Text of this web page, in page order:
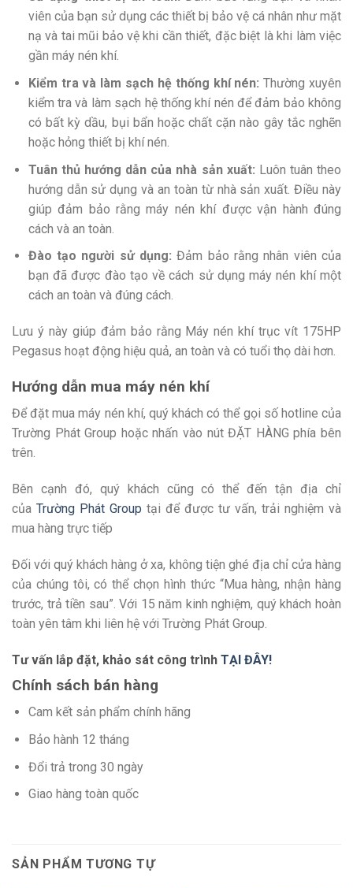
viên của bạn sử dụng các thiết bị bảo vệ cá nhân như mặt
nạ và tai mũi bảo vệ khi cần thiết, đặc biệt là khi làm việc
gần máy nén khí.
Kiểm tra và làm sạch hệ thống khí nén: Thường xuyên
kiểm tra và làm sạch hệ thống khí nén để đảm bảo không
có bất kỳ dầu, bụi bẩn hoặc chất cặn nào gây tắc nghẽn
hoặc hỏng thiết bị khí nén.
Tuân thủ hướng dẫn của nhà sản xuất: Luôn tuân theo
hướng dẫn sử dụng và an toàn từ nhà sản xuất. Điều này
giúp đảm bảo rằng máy nén khí được vận hành đúng
cách và an toàn.
Đào tạo người sử dụng: Đảm bảo rằng nhân viên của
bạn đã được đào tạo về cách sử dụng máy nén khí một
cách an toàn và đúng cách.
Lưu ý này giúp đảm bảo rằng Máy nén khí trục vít 175HP
Pegasus hoạt động hiệu quả, an toàn và có tuổi thọ dài hơn.
Hướng dẫn mua máy nén khí
Để đặt mua máy nén khí, quý khách có thể gọi số hotline của
Trường Phát Group hoặc nhấn vào nút ĐẶT HÀNG phía bên
trên.
Bên cạnh đó, quý khách cũng có thể đến tận địa chỉ
của Trường Phát Group tại để được tư vấn, trải nghiệm và
mua hàng trực tiếp
Đối với quý khách hàng ở xa, không tiện ghé địa chỉ cửa hàng
của chúng tôi, có thể chọn hình thức “Mua hàng, nhận hàng
trước, trả tiền sau”. Với 15 năm kinh nghiệm, quý khách hoàn
toàn yên tâm khi liên hệ với Trường Phát Group.
Tư vấn lắp đặt, khảo sát công trình TẠI ĐÂY!
Chính sách bán hàng
Cam kết sản phẩm chính hãng
Bảo hành 12 tháng
Đổi trả trong 30 ngày
Giao hàng toàn quốc
SẢN PHẨM TƯƠNG TỰ